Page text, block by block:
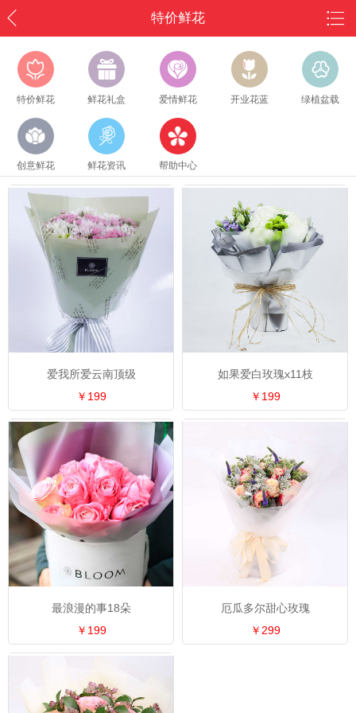
特价鲜花
特价鲜花 鲜花礼盒 爱情鲜花 开业花蓝 绿植盆载
创意鲜花 鲜花资讯 帮助中心
爱我所爱云南顶级
￥199
如果爱白玫瑰x11枝
￥199
最浪漫的事18朵
￥199
厄瓜多尔甜心玫瑰
￥299